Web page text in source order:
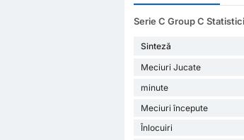
Serie C Group C
Sinteză
Meciuri Jucate
minute
Meciuri începute
Înlocuiri